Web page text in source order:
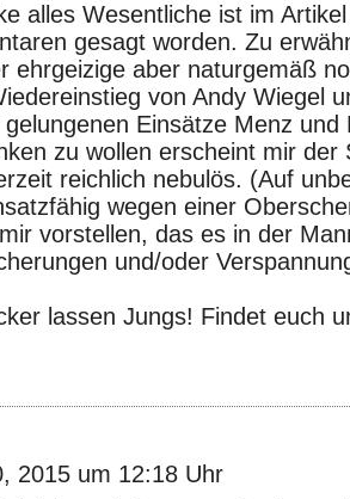
alles Wesentliche ist im
gesagt worden. Zu
ehrgeizige aber naturgemäß
von Andy Wiegel
Einsätze Menz und
zu wollen erscheint mir der
reichlich nebulös. (Auf
wegen einer
vorstellen, das es in der
und/oder
lassen Jungs! Findet euch
2015 um 12:18 Uhr